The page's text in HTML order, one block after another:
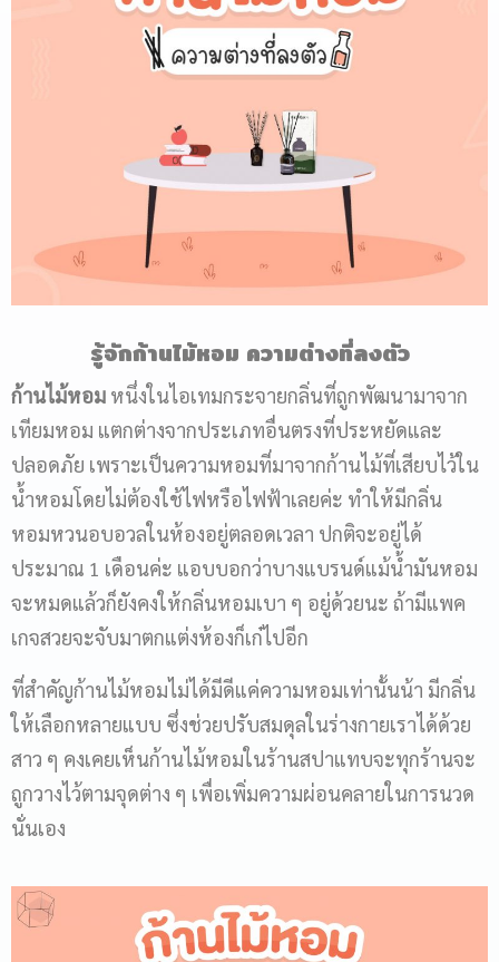
รู้จักก้านไม้หอม ความต่างที่ลงตัว
ก้านไม้หอม หนึ่งในไอเทมกระจายกลิ่นที่ถูกพัฒนามาจาก
เทียมหอม แตกต่างจากประเภทอื่นตรงที่ประหยัดและ
ปลอดภัย เพราะเป็นความหอมที่มาจากก้านไม้ที่เสียบไว้ใน
น้ำหอมโดยไม่ต้องใช้ไฟหรือไฟฟ้าเลยค่ะ ทำให้มีกลิ่น
หอมหวนอบอวลในห้องอยู่ตลอดเวลา ปกติจะอยู่ได้
ประมาณ 1 เดือนค่ะ แอบบอกว่าบางแบรนด์แม้น้ำมันหอม
จะหมดแล้วก็ยังคงให้กลิ่นหอมเบา ๆ อยู่ด้วยนะ ถ้ามีแพค
เกจสวยจะจับมาตกแต่งห้องก็เก๋ไปอีก
ที่สำคัญก้านไม้หอมไม่ได้มีดีแค่ความหอมเท่านั้นน้า มีกลิ่น
ให้เลือกหลายแบบ ซึ่งช่วยปรับสมดุลในร่างกายเราได้ด้วย
สาว ๆ คงเคยเห็นก้านไม้หอมในร้านสปาแทบจะทุกร้านจะ
ถูกวางไว้ตามจุดต่าง ๆ เพื่อเพิ่มความผ่อนคลายในการนวด
นั่นเอง